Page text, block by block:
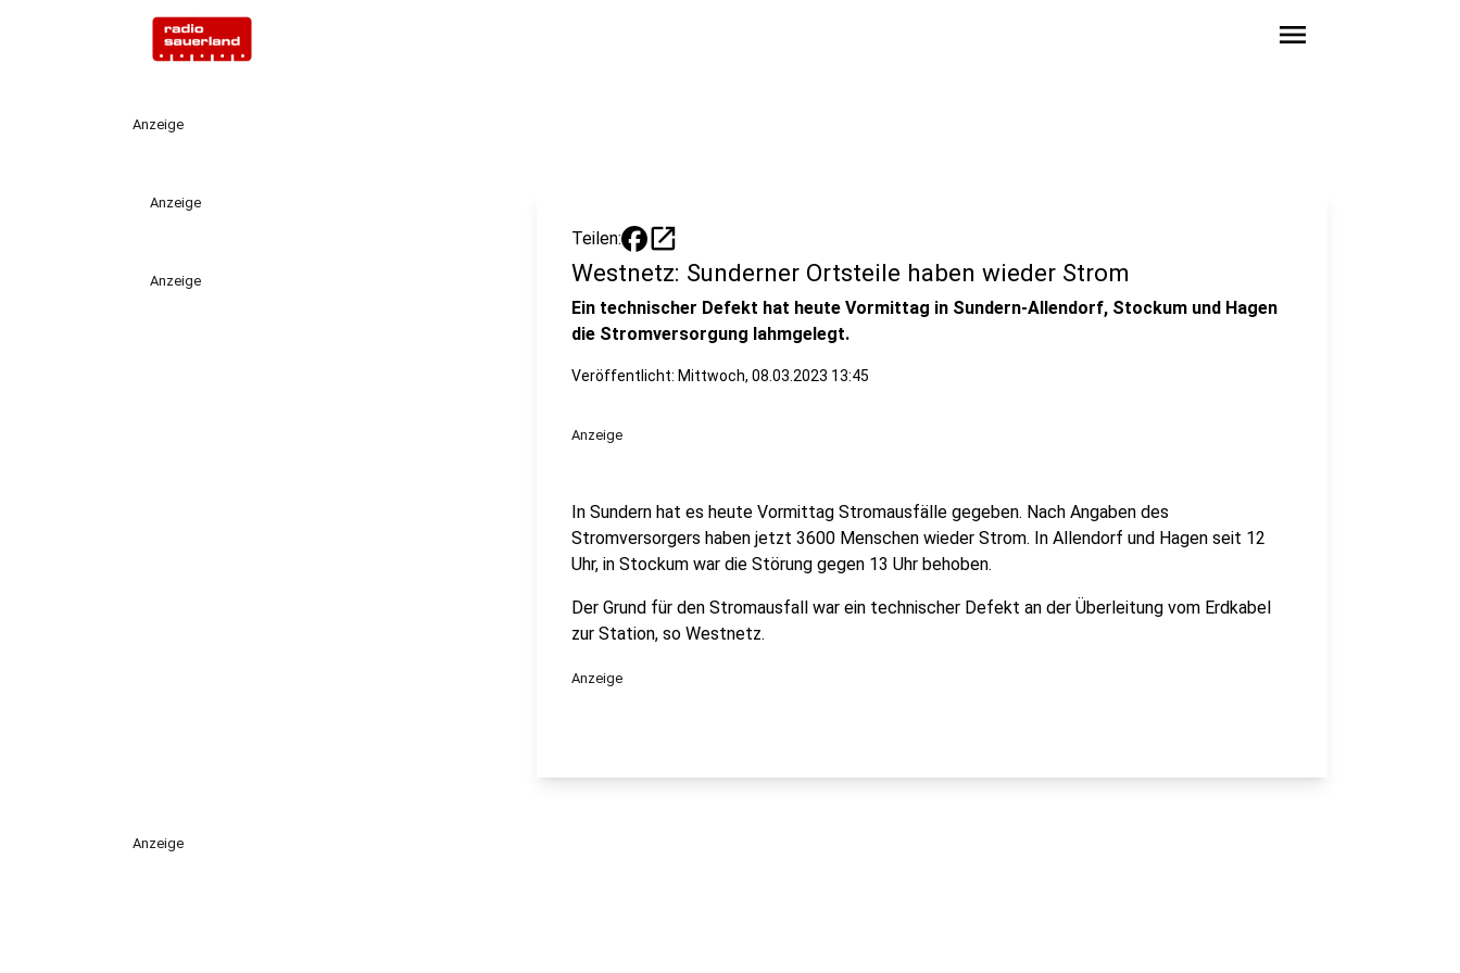
menu
Anzeige
Anzeige
Anzeige
Teilen: open_in_new
Westnetz: Sunderner Ortsteile haben wieder Strom
Ein technischer Defekt hat heute Vormittag in Sundern-Allendorf, Stockum und Hagen
die Stromversorgung lahmgelegt.
Veröffentlicht: Mittwoch, 08.03.2023 13:45
Anzeige
In Sundern hat es heute Vormittag Stromausfälle gegeben. Nach Angaben des
Stromversorgers haben jetzt 3600 Menschen wieder Strom. In Allendorf und Hagen seit 12
Uhr, in Stockum war die Störung gegen 13 Uhr behoben.
Der Grund für den Stromausfall war ein technischer Defekt an der Überleitung vom Erdkabel
zur Station, so Westnetz.
Anzeige
Anzeige